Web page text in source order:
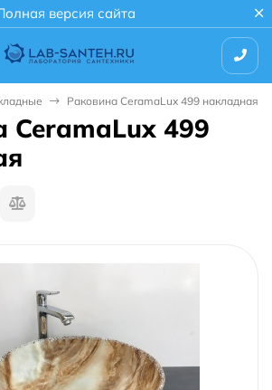
версия сайта
Раковина CeramaLux 499 накладная
CeramaLux 499